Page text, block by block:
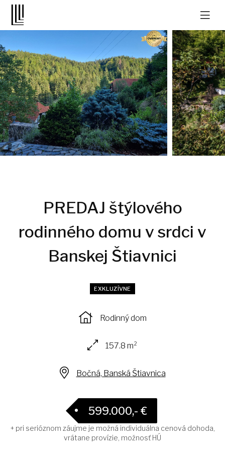
PREDAJ štýlového
rodinného domu v srdci v
Banskej Štiavnici
EXKLUZÍVNE
Rodinný dom
157.8 m²
Bočná, Banská Štiavnica
599.000,- €
+ pri serióznom záujme je možná individuálna cenová dohoda,
vrátane provízie, možnosť HÚ